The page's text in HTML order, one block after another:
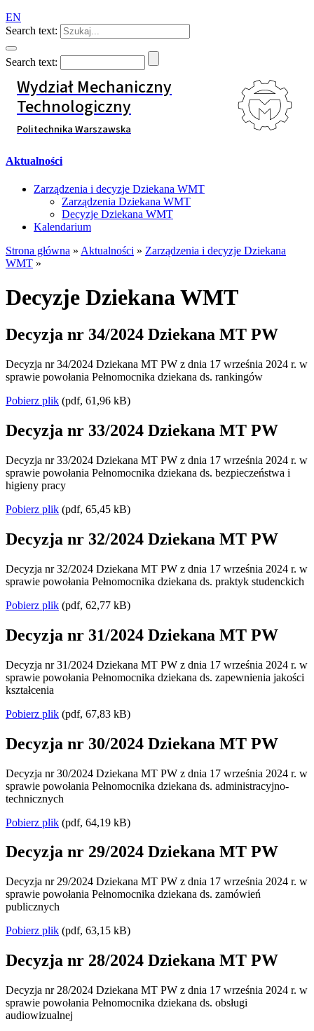
EN
Search text:
Search text:
Wydział Mechaniczny
Technologiczny
Politechnika Warszawska
Aktualności
Zarządzenia i decyzje Dziekana WMT
Zarządzenia Dziekana WMT
Decyzje Dziekana WMT
Kalendarium
Strona główna » Aktualności » Zarządzenia i decyzje Dziekana
WMT »
Decyzje Dziekana WMT
Decyzja nr 34/2024 Dziekana MT PW
Decyzja nr 34/2024 Dziekana MT PW z dnia 17 września 2024 r. w
sprawie powołania Pełnomocnika dziekana ds. rankingów
Pobierz plik (pdf, 61,96 kB)
Decyzja nr 33/2024 Dziekana MT PW
Decyzja nr 33/2024 Dziekana MT PW z dnia 17 września 2024 r. w
sprawie powołania Pełnomocnika dziekana ds. bezpieczeństwa i
higieny pracy
Pobierz plik (pdf, 65,45 kB)
Decyzja nr 32/2024 Dziekana MT PW
Decyzja nr 32/2024 Dziekana MT PW z dnia 17 września 2024 r. w
sprawie powołania Pełnomocnika dziekana ds. praktyk studenckich
Pobierz plik (pdf, 62,77 kB)
Decyzja nr 31/2024 Dziekana MT PW
Decyzja nr 31/2024 Dziekana MT PW z dnia 17 września 2024 r. w
sprawie powołania Pełnomocnika dziekana ds. zapewnienia jakości
kształcenia
Pobierz plik (pdf, 67,83 kB)
Decyzja nr 30/2024 Dziekana MT PW
Decyzja nr 30/2024 Dziekana MT PW z dnia 17 września 2024 r. w
sprawie powołania Pełnomocnika dziekana ds. administracyjno-
technicznych
Pobierz plik (pdf, 64,19 kB)
Decyzja nr 29/2024 Dziekana MT PW
Decyzja nr 29/2024 Dziekana MT PW z dnia 17 września 2024 r. w
sprawie powołania Pełnomocnika dziekana ds. zamówień
publicznych
Pobierz plik (pdf, 63,15 kB)
Decyzja nr 28/2024 Dziekana MT PW
Decyzja nr 28/2024 Dziekana MT PW z dnia 17 września 2024 r. w
sprawie powołania Pełnomocnika dziekana ds. obsługi
audiowizualnej